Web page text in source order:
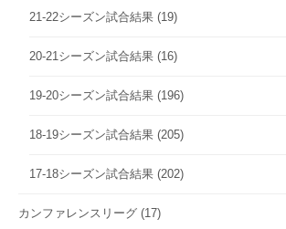
21-22シーズン試合結果 (19)
20-21シーズン試合結果 (16)
19-20シーズン試合結果 (196)
18-19シーズン試合結果 (205)
17-18シーズン試合結果 (202)
カンファレンスリーグ (17)